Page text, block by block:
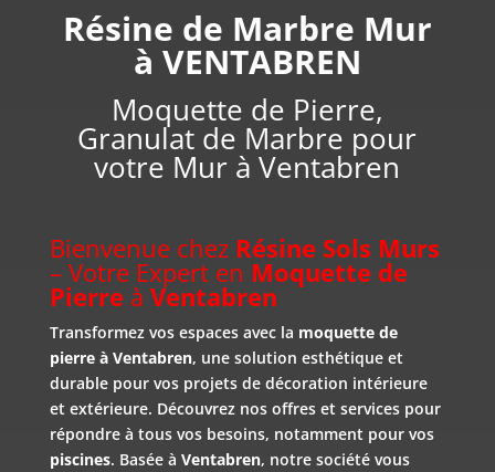
Résine de Marbre Mur
à VENTABREN
Moquette de Pierre,
Granulat de Marbre pour
votre Mur à Ventabren
Bienvenue chez Résine Sols Murs
– Votre Expert en Moquette de
Pierre à Ventabren
Transformez vos espaces avec la moquette de
pierre à Ventabren, une solution esthétique et
durable pour vos projets de décoration intérieure
et extérieure. Découvrez nos offres et services pour
répondre à tous vos besoins, notamment pour vos
piscines. Basée à Ventabren, notre société vous